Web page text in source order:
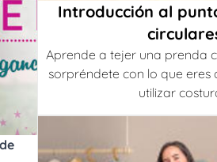
Introducción al
Aprende a tejer una prenda
sorpréndete con lo que eres
utilizar